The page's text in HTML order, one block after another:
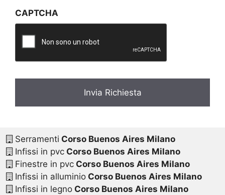
a
c
*
CAPTCHA
Serramenti Corso Buenos Aires Milano
Infissi in pvcCorso Buenos Aires Milano
Finestre in pvcCorso Buenos Aires Milano
Infissi in alluminioCorso Buenos Aires Milano
Infissi in legnoCorso Buenos Aires Milano